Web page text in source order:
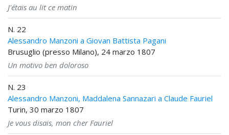
J'étais au lit ce matin
N. 22
Alessandro Manzoni a Giovan Battista Pagani
Brusuglio (presso Milano), 24 marzo 1807
Un motivo ben doloroso
N. 23
Alessandro Manzoni, Maddalena Sannazari a Claude Fauriel
Turin, 30 marzo 1807
Je vous disais, mon cher Fauriel